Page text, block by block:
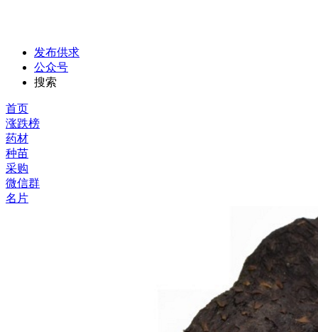
发布供求
公众号
搜索
首页
涨跌榜
药材
种苗
采购
微信群
名片